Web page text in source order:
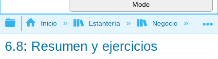
Mode
Expandir/contraer jerarquía global
Inicio Estantería Negocio
6.8: Resumen y ejercicios